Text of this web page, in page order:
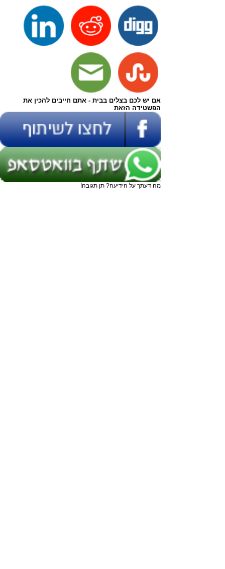
אם יש לכם בצלים בבית - אתם חייבים להכין את
הפשטידה הזאת
מה דעתך על הידיעה? תן תגובה!